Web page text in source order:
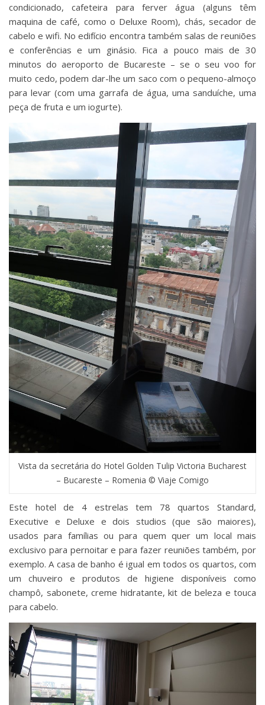
condicionado, cafeteira para ferver água (alguns têm
maquina de café, como o Deluxe Room), chás, secador de
cabelo e wifi. No edifício encontra também salas de reuniões
e conferências e um ginásio. Fica a pouco mais de 30
minutos do aeroporto de Bucareste – se o seu voo for
muito cedo, podem dar-lhe um saco com o pequeno-almoço
para levar (com uma garrafa de água, uma sanduíche, uma
peça de fruta e um iogurte).
Vista da secretária do Hotel Golden Tulip Victoria Bucharest
– Bucareste – Romenia © Viaje Comigo
Este hotel de 4 estrelas tem 78 quartos Standard,
Executive e Deluxe e dois studios (que são maiores),
usados para famílias ou para quem quer um local mais
exclusivo para pernoitar e para fazer reuniões também, por
exemplo. A casa de banho é igual em todos os quartos, com
um chuveiro e produtos de higiene disponíveis como
champô, sabonete, creme hidratante, kit de beleza e touca
para cabelo.